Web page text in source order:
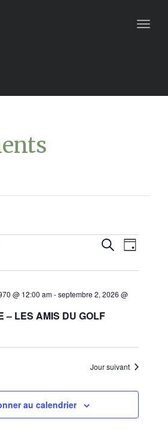
et
de
Recherche
de
Jour
– LES AMIS DU GOLF
@ 12:00 am-septembre 2, 2026 @
Jour suivant
au calendrier